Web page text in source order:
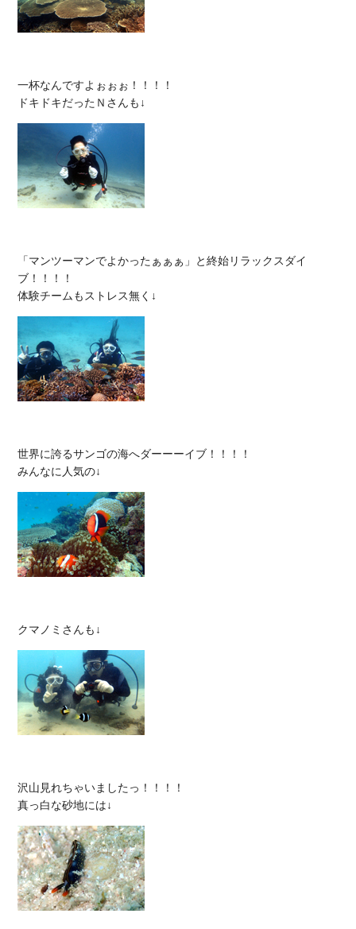
一杯なんですよぉぉぉ！！！！
「マンツーマンでよかったぁぁぁ」と終始リラックスダイ
ブ！！！！
世界に誇るサンゴの海へダーーーイブ！！！！
沢山見れちゃいましたっ！！！！